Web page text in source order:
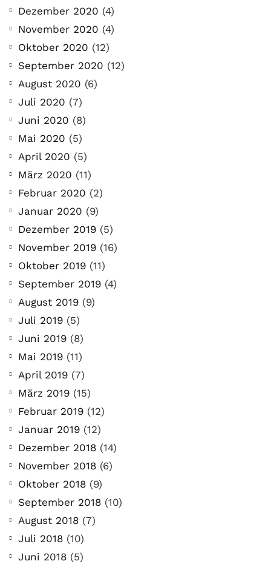
Dezember 2020 (4)
November 2020 (4)
Oktober 2020 (12)
September 2020 (12)
August 2020 (6)
Juli 2020 (7)
Juni 2020 (8)
Mai 2020 (5)
April 2020 (5)
März 2020 (11)
Februar 2020 (2)
Januar 2020 (9)
Dezember 2019 (5)
November 2019 (16)
Oktober 2019 (11)
September 2019 (4)
August 2019 (9)
Juli 2019 (5)
Juni 2019 (8)
Mai 2019 (11)
April 2019 (7)
März 2019 (15)
Februar 2019 (12)
Januar 2019 (12)
Dezember 2018 (14)
November 2018 (6)
Oktober 2018 (9)
September 2018 (10)
August 2018 (7)
Juli 2018 (10)
Juni 2018 (5)